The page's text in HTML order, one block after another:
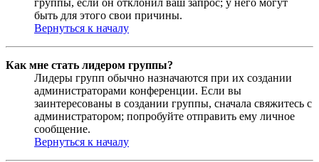
группы, если он отклонил ваш запрос; у него могут
быть для этого свои причины.
Вернуться к началу
Как мне стать лидером группы?
Лидеры групп обычно назначаются при их создании
администраторами конференции. Если вы
заинтересованы в создании группы, сначала свяжитесь с
администратором; попробуйте отправить ему личное
сообщение.
Вернуться к началу